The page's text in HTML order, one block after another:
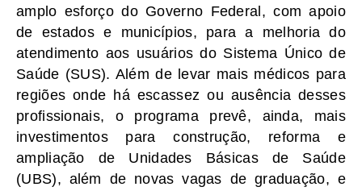
amplo esforço do Governo Federal, com apoio
de estados e municípios, para a melhoria do
atendimento aos usuários do Sistema Único de
Saúde (SUS). Além de levar mais médicos para
regiões onde há escassez ou ausência desses
profissionais, o programa prevê, ainda, mais
investimentos para construção, reforma e
ampliação de Unidades Básicas de Saúde
(UBS), além de novas vagas de graduação, e